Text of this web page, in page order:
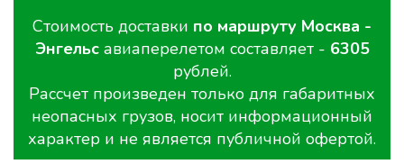
Стоимость доставки по маршруту Москва -
Энгельсавиаперелетом составляет - 6305
рублей.
Рассчет произведен только для габаритных
неопасных грузов, носит информационный
характер и не является публичной офертой.